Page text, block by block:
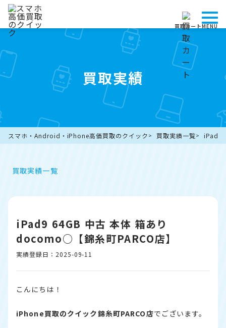
買取カートMENU
買取実績
スマホ・Android・iPhone高価買取のクイック 買取実績一覧 iPad9
買取実績一覧
iPad9 64GB 中古 本体 箱あり
docomo○【錦糸町PARCO店】
実績登録日：2025-09-11
こんにちは！
iPhone買取のクイック錦糸町PARCO店でございます。